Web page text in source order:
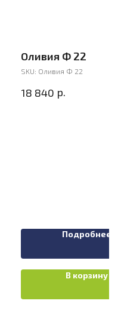
Оливия Ф 22
SKU: Оливия Ф 22
18 840 р.
Подробнее
В корзину